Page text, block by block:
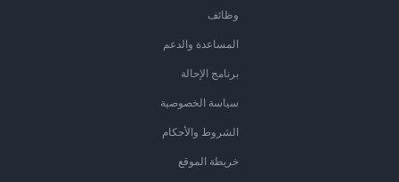
وظائف
المساعدة والدعم
برنامج الإحالة
سياسة الخصوصية
الشروط والأحكام
خريطة الموقع